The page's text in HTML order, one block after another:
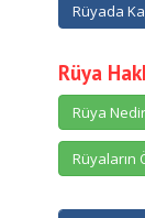
Rüyada
Rüya
Rüya
Rüyaların